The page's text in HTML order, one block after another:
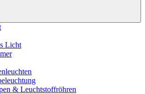
Licht
& Leuchtstoffröhren